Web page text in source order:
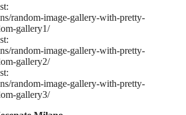
random-image-gallery-with-pretty-
gallery1/
random-image-gallery-with-pretty-
gallery2/
random-image-gallery-with-pretty-
gallery3/